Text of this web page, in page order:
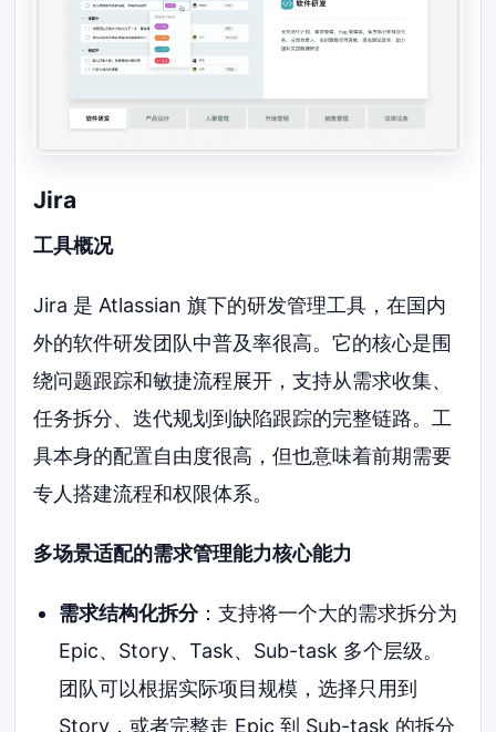
Jira
工具概况
Jira 是 Atlassian 旗下的研发管理工具，在国内
外的软件研发团队中普及率很高。它的核心是围
绕问题跟踪和敏捷流程展开，支持从需求收集、
任务拆分、迭代规划到缺陷跟踪的完整链路。工
具本身的配置自由度很高，但也意味着前期需要
专人搭建流程和权限体系。
多场景适配的需求管理能力核心能力
需求结构化拆分：支持将一个大的需求拆分为
Epic、Story、Task、Sub-task 多个层级。
团队可以根据实际项目规模，选择只用到
Story，或者完整走 Epic 到 Sub-task 的拆分